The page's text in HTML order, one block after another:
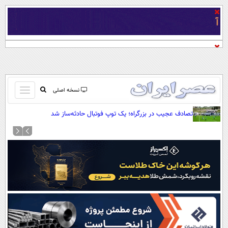
نسخه اصلی
باز
و
کردن
صفحه اول
آرشیو
نظرسنجی
آب و هوا
اوقات شرعی
سواد زندگی
تصادف عجیب در بزرگراه؛ یک توپ فوتبال حادثه‌ساز شد